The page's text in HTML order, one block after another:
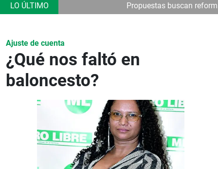
Propuestas buscan
Ajuste de cuenta
¿Qué nos faltó en
baloncesto?